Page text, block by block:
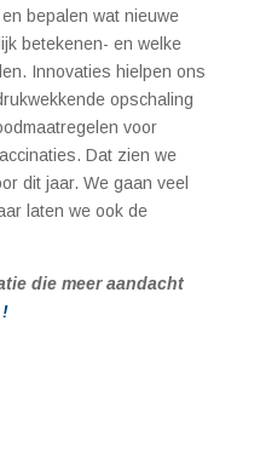
bepalen wat nieuwe
betekenen- en welke
Innovaties hielpen ons
opschaling
voor
Dat zien we
dit jaar. We gaan veel
laten we ook de
die meer aandacht
!